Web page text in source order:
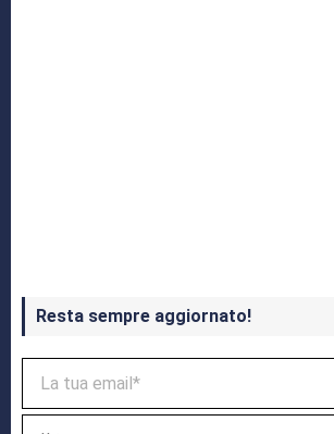
Resta sempre aggiornato!